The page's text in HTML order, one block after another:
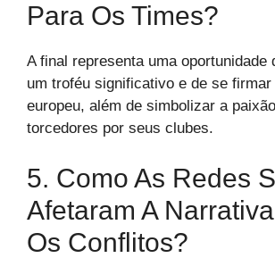
Para Os Times?
A final representa uma oportunidade
um troféu significativo e de se
europeu, além de simbolizar a
torcedores por seus clubes.
5. Como As Redes
Afetaram A
Os Conflitos?